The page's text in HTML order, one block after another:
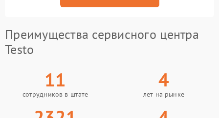
Преимущества сервисного центра
Testo
11
сотрудников в штате
4
лет на рынке